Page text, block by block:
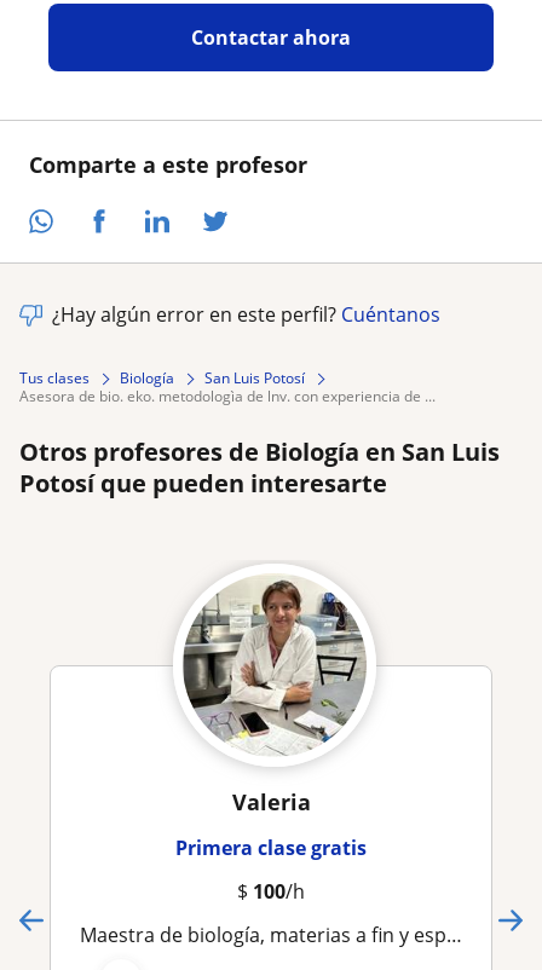
Comparte a este profesor
Contactar ahora
¿Hay algún error en este perfil? Cuéntanos
Tus clases Biología
San Luis Potosí
asesora de bio. eko. metodologìa de lnv. con experiencia de ...
Otros profesores de Biología en San Luis
Potosí que pueden interesarte
Valeria
Primera clase gratis
$ 100/h
Maestra de biología, materias a fin y español para todas las edades en regularización o inducción